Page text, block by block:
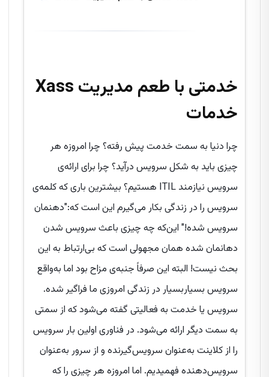
Xass خدمتی با طعم مدیریت
خدمات
چرا دنیا به سمت خدمت پیش رفته؟ چرا امروزه هر
چیزی باید به شکل سرویس درآید؟ چرا برای ارائه‌ی
سرویس نیازمند ITIL هستیم؟ بیشترین باری که کلمه‌ی
سرویس را در زندگی بکار می‌گیرم این است که:"دهنمان
سرویس شده!" این‌که چه چیزی باعث سرویس شدن
دهانمان شده همان مجهولی است که بی‌ارتباط به این
بحث نیست! البته این صرفاً جنبه‌ی مزاح بود اما به‌واقع
سرویس بسیاربسیار در زندگی امروزی ما فراگیر شده.
سرویس یا خدمت به فعالیتی گفته می‌شود که از سمتی
به سمت دیگر ارائه می‌شود. در فناوری اولین بار سرویس
را از کلاینت به‌عنوان سرویس‌گیرنده و از سرور به‌عنوان
سرویس‌دهنده فهمیدیم. اما امروزه هر چیزی را که